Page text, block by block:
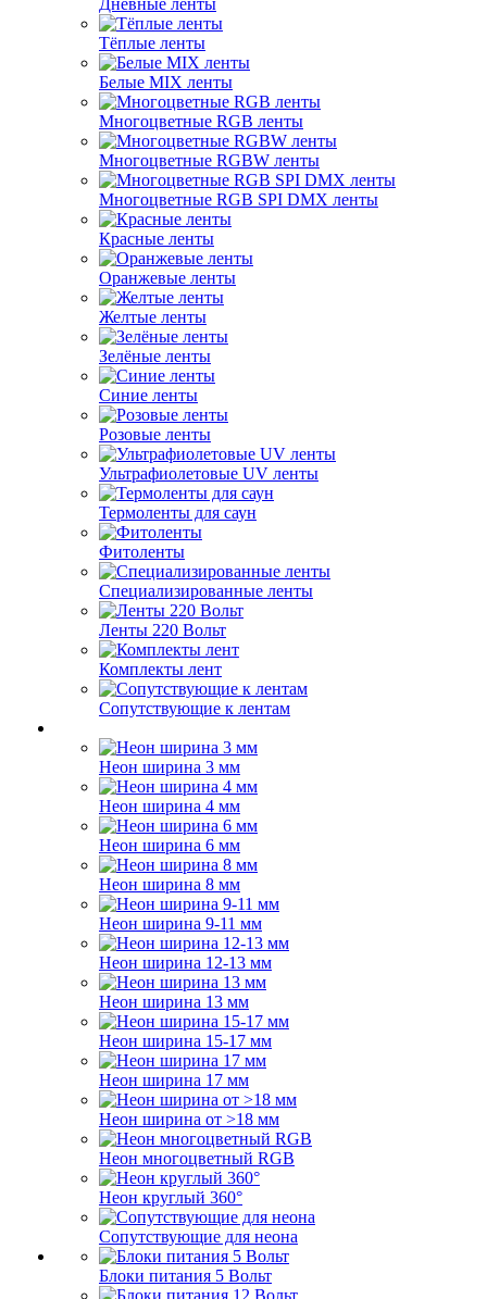
Дневные ленты
Тёплые ленты
Белые MIX ленты
Многоцветные RGB ленты
Многоцветные RGBW ленты
Многоцветные RGB SPI DMX ленты
Красные ленты
Оранжевые ленты
Желтые ленты
Зелёные ленты
Синие ленты
Розовые ленты
Ультрафиолетовые UV ленты
Термоленты для саун
Фитоленты
Специализированные ленты
Ленты 220 Вольт
Комплекты лент
Сопутствующие к лентам
Неон ширина 3 мм
Неон ширина 4 мм
Неон ширина 6 мм
Неон ширина 8 мм
Неон ширина 9-11 мм
Неон ширина 12-13 мм
Неон ширина 13 мм
Неон ширина 15-17 мм
Неон ширина 17 мм
Неон ширина от >18 мм
Неон многоцветный RGB
Неон круглый 360°
Сопутствующие для неона
Блоки питания 5 Вольт